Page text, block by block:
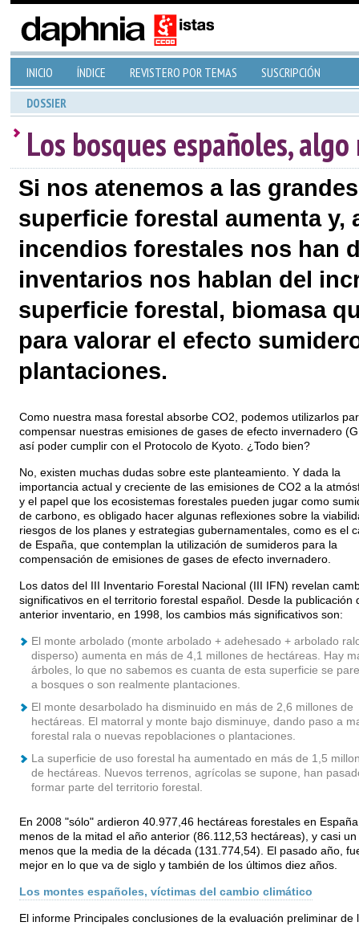
INICIO ÍNDICE REVISTERO POR TEMAS SUSCRIPCIÓN
DOSSIER
Los bosques españoles,
Si nos atenemos a las
superficie forestal aumenta y,
incendios forestales nos han
inventarios nos hablan del
superficie forestal, biomasa
para valorar el efecto
plantaciones.
Como nuestra masa forestal absorbe CO2, podemos utilizarlos
compensar nuestras emisiones de gases de efecto invernadero
así poder cumplir con el Protocolo de Kyoto. ¿Todo bien?
No, existen muchas dudas sobre este planteamiento. Y dada la
importancia actual y creciente de las emisiones de CO2 a la
y el papel que los ecosistemas forestales pueden jugar como
de carbono, es obligado hacer algunas reflexiones sobre la
riesgos de los planes y estrategias gubernamentales, como es el
de España, que contemplan la utilización de sumideros para la
compensación de emisiones de gases de efecto invernadero.
Los datos del III Inventario Forestal Nacional (III IFN) revelan
significativos en el territorio forestal español. Desde la publicación
anterior inventario, en 1998, los cambios más significativos son:
El monte arbolado (monte arbolado + adehesado + arbolado
disperso) aumenta en más de 4,1 millones de hectáreas. Hay
árboles, lo que no sabemos es cuanta de esta superficie se
a bosques o son realmente plantaciones.
El monte desarbolado ha disminuido en más de 2,6 millones de
hectáreas. El matorral y monte bajo disminuye, dando paso a
forestal rala o nuevas repoblaciones o plantaciones.
La superficie de uso forestal ha aumentado en más de 1,5
de hectáreas. Nuevos terrenos, agrícolas se supone, han
formar parte del territorio forestal.
En 2008 "sólo" ardieron 40.977,46 hectáreas forestales en
menos de la mitad el año anterior (86.112,53 hectáreas), y casi un
menos que la media de la década (131.774,54). El pasado año,
mejor en lo que va de siglo y también de los últimos diez años.
Los montes españoles, víctimas del cambio climático
El informe Principales conclusiones de la evaluación preliminar de